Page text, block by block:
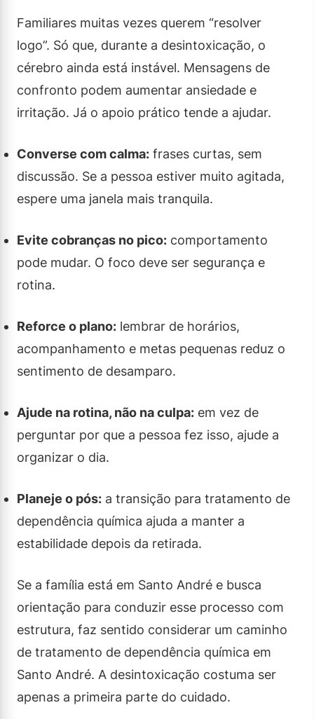
Familiares muitas vezes querem “resolver
logo”. Só que, durante a desintoxicação, o
cérebro ainda está instável. Mensagens de
confronto podem aumentar ansiedade e
irritação. Já o apoio prático tende a ajudar.
Converse com calma: frases curtas, sem
discussão. Se a pessoa estiver muito agitada,
espere uma janela mais tranquila.
Evite cobranças no pico: comportamento
pode mudar. O foco deve ser segurança e
rotina.
Reforce o plano: lembrar de horários,
acompanhamento e metas pequenas reduz o
sentimento de desamparo.
Ajude na rotina, não na culpa: em vez de
perguntar por que a pessoa fez isso, ajude a
organizar o dia.
Planeje o pós: a transição para tratamento de
dependência química ajuda a manter a
estabilidade depois da retirada.
Se a família está em Santo André e busca
orientação para conduzir esse processo com
estrutura, faz sentido considerar um caminho
de tratamento de dependência química em
Santo André. A desintoxicação costuma ser
apenas a primeira parte do cuidado.